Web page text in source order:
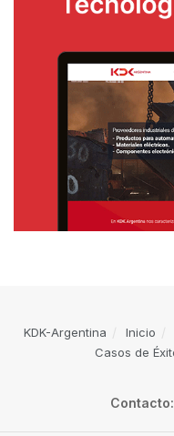
KDK-Argentina Inicio
Casos de